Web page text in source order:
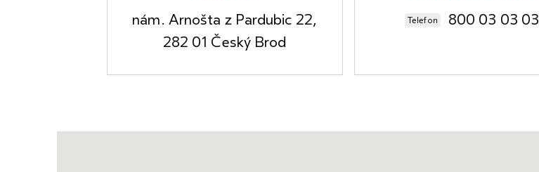
nám. Arnošta z Pardubic 22,
282 01 Český Brod
Telefon 800 03 03 03